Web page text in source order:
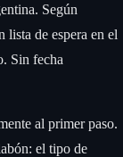
Según
lista de espera en el
Sin fecha
al primer paso.
el tipo de